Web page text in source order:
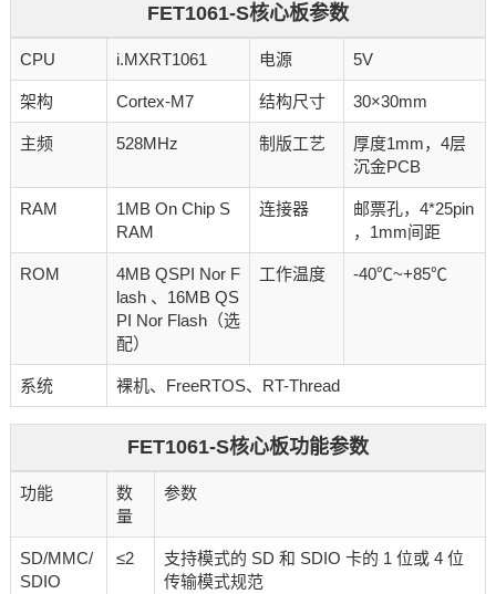
FET1061-S核心板参数
CPU i.MXRT1061 电源 5V
架构 Cortex-M7 结构尺寸 30×30mm
主频 528MHz 制版工艺
厚度1mm，4层
沉金PCB
RAM
1MB On Chip S
RAM
连接器
邮票孔，4*25pin
，1mm间距
ROM
4MB QSPI Nor F
lash 、16MB QS
PI Nor Flash（选
配）
工作温度 -40℃~+85℃
系统 裸机、FreeRTOS、RT-Thread
FET1061-S核心板功能参数
功能
数
量
参数
SD/MMC/
SDIO
≤2
支持模式的 SD 和 SDIO 卡的 1 位或 4 位
传输模式规范